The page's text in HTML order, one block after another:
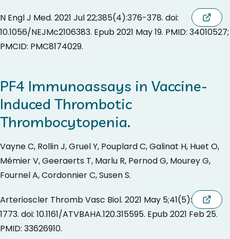
N Engl J Med. 2021 Jul 22;385(4):376-378. doi:
10.1056/NEJMc2106383. Epub 2021 May 19. PMID: 34010527;
PMCID: PMC8174029.
PF4 Immunoassays in Vaccine-
Induced Thrombotic
Thrombocytopenia.
Vayne C, Rollin J, Gruel Y, Pouplard C, Galinat H, Huet O,
Mémier V, Geeraerts T, Marlu R, Pernod G, Mourey G,
Fournel A, Cordonnier C, Susen S.
Arterioscler Thromb Vasc Biol. 2021 May 5;41(5):1760-
1773. doi: 10.1161/ATVBAHA.120.315595. Epub 2021 Feb 25.
PMID: 33626910.